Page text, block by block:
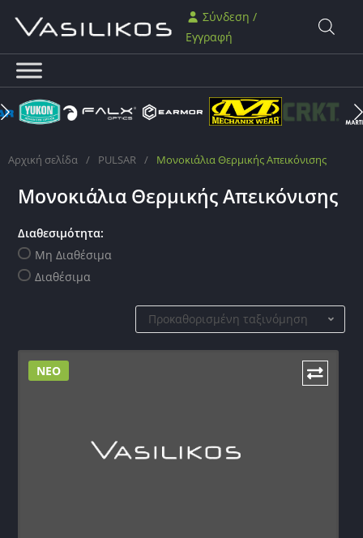
Σύνδεση /
Εγγραφή
Αρχική σελίδα / PULSAR / Μονοκιάλια Θερμικής Απεικόνισης
Μονοκιάλια Θερμικής Απεικόνισης
Διαθεσιμότητα:
Μη Διαθέσιμα
Διαθέσιμα
Προκαθορισμένη ταξινόμηση
ΝΕΟ